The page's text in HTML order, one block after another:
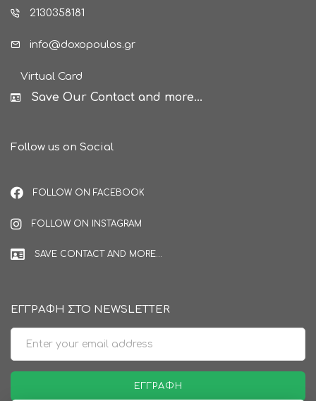
2130358181
info@doxopoulos.gr
Virtual Card
Save Our Contact and more...
Follow us on Social
FOLLOW ON FACEBOOK
FOLLOW ON INSTAGRAM
SAVE CONTACT AND MORE...
ΕΓΓΡΑΦΗ ΣΤΟ NEWSLETTER
Email
ΕΓΓΡΑΦΉ